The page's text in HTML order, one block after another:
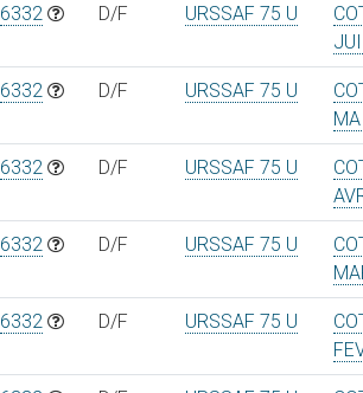
6332 D/F URSSAF 75 U
6332 D/F URSSAF 75 U
6332 D/F URSSAF 75 U
6332 D/F URSSAF 75 U
6332 D/F URSSAF 75 U